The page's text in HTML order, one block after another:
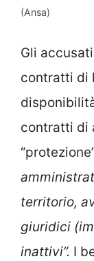
(Ansa)
Gli
contratti di
contratti di
territorio,
giuridici
inattivi”. I